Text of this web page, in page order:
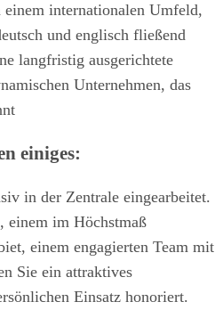
einem internationalen Umfeld,
und englisch fließend
langfristig ausgerichtete
Unternehmen, das
einiges:
in der Zentrale eingearbeitet.
einem im Höchstmaß
einem engagierten Team mit
Sie ein attraktives
Einsatz honoriert.